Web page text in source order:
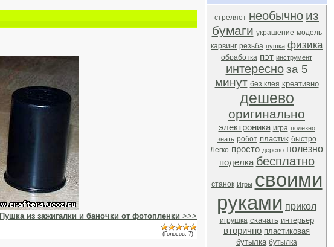
Пушка из зажигалки и баночки от фотопленки >>>
(Голосов: 7)
стреляет необычно из
бумаги украшение модель
карвинг резьба пушка физика
обработка пэт инструмент
интересно за 5
минут без клея креативно
дешево
оригинально
электроника игра полезно
знать робот пластик быстро
Легко просто дерево полезно
поделка бесплатно
станок Игры своими
руками прикол
игрушка скачать интерьер
вторично пластиковая
бутылка бутылка